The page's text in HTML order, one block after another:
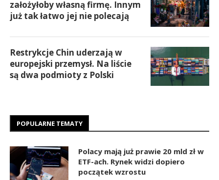
założyłoby własną firmę. Innym
już tak łatwo jej nie polecają
Restrykcje Chin uderzają w
europejski przemysł. Na liście
są dwa podmioty z Polski
POPULARNE TEMATY
Polacy mają już prawie 20 mld zł w
ETF-ach. Rynek widzi dopiero
początek wzrostu